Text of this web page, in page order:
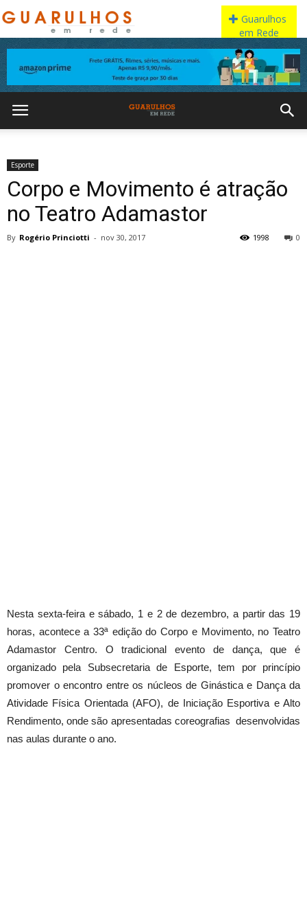
Esporte
Corpo e Movimento é atração
no Teatro Adamastor
By Rogério Princiotti - nov 30, 2017 0
1998
Nesta sexta-feira e sábado, 1 e 2 de dezembro, a partir das 19
horas, acontece a 33ª edição do Corpo e Movimento, no Teatro
Adamastor Centro. O tradicional evento de dança, que é
organizado pela Subsecretaria de Esporte, tem por princípio
promover o encontro entre os núcleos de Ginástica e Dança da
Atividade Física Orientada (AFO), de Iniciação Esportiva e Alto
Rendimento, onde são apresentadas coreografias desenvolvidas
nas aulas durante o ano.